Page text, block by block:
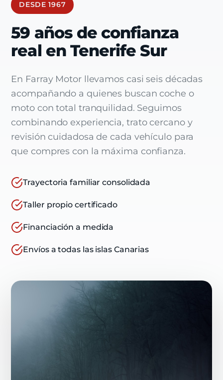
DESDE 1967
59 años de confianza
real en Tenerife Sur
En Farray Motor llevamos casi seis décadas
acompañando a quienes buscan coche o
moto con total tranquilidad. Seguimos
combinando experiencia, trato cercano y
revisión cuidadosa de cada vehículo para
que compres con la máxima confianza.
Trayectoria familiar consolidada
Taller propio certificado
Financiación a medida
Envíos a todas las islas Canarias